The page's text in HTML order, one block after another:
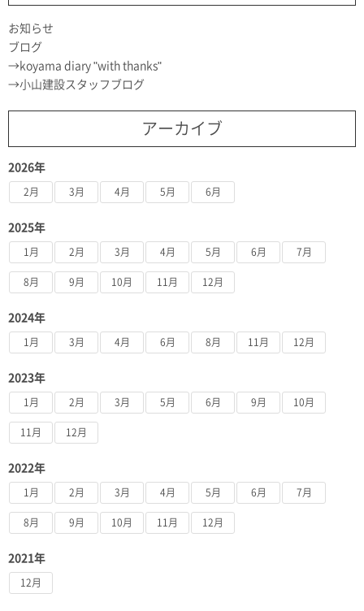
お知らせ
ブログ
koyama diary "with thanks"
小山建設スタッフブログ
アーカイブ
2026年
2月 3月 4月 5月 6月
2025年
1月 2月 3月 4月 5月 6月 7月
8月 9月 10月 11月 12月
2024年
1月 3月 4月 6月 8月 11月 12月
2023年
1月 2月 3月 5月 6月 9月 10月
11月 12月
2022年
1月 2月 3月 4月 5月 6月 7月
8月 9月 10月 11月 12月
2021年
12月